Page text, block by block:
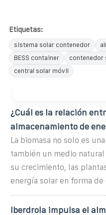
Etiquetas:
sistema solar contenedor
BESS container
contenedor
central solar móvil
¿Cuál es la relación
almacenamiento de
La biomasa no solo es
también un medio
su crecimiento, las
energía solar en forma
Iberdrola impulsa el